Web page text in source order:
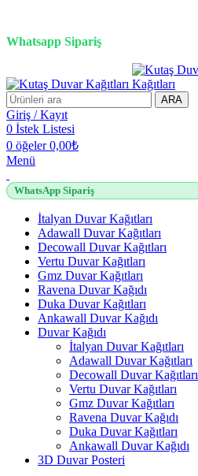
Whatsapp Sipariş
ARA
Giriş / Kayıt
0 İstek Listesi
0 öğeler 0,00₺
Menü
WhatsApp Sipariş
İtalyan Duvar Kağıtları
Adawall Duvar Kağıtları
Decowall Duvar Kağıtları
Vertu Duvar Kağıtları
Gmz Duvar Kağıtları
Ravena Duvar Kağıdı
Duka Duvar Kağıtları
Ankawall Duvar Kağıdı
Duvar Kağıdı
İtalyan Duvar Kağıtları
Adawall Duvar Kağıtları
Decowall Duvar Kağıtları
Vertu Duvar Kağıtları
Gmz Duvar Kağıtları
Ravena Duvar Kağıdı
Duka Duvar Kağıtları
Ankawall Duvar Kağıdı
3D Duvar Posteri